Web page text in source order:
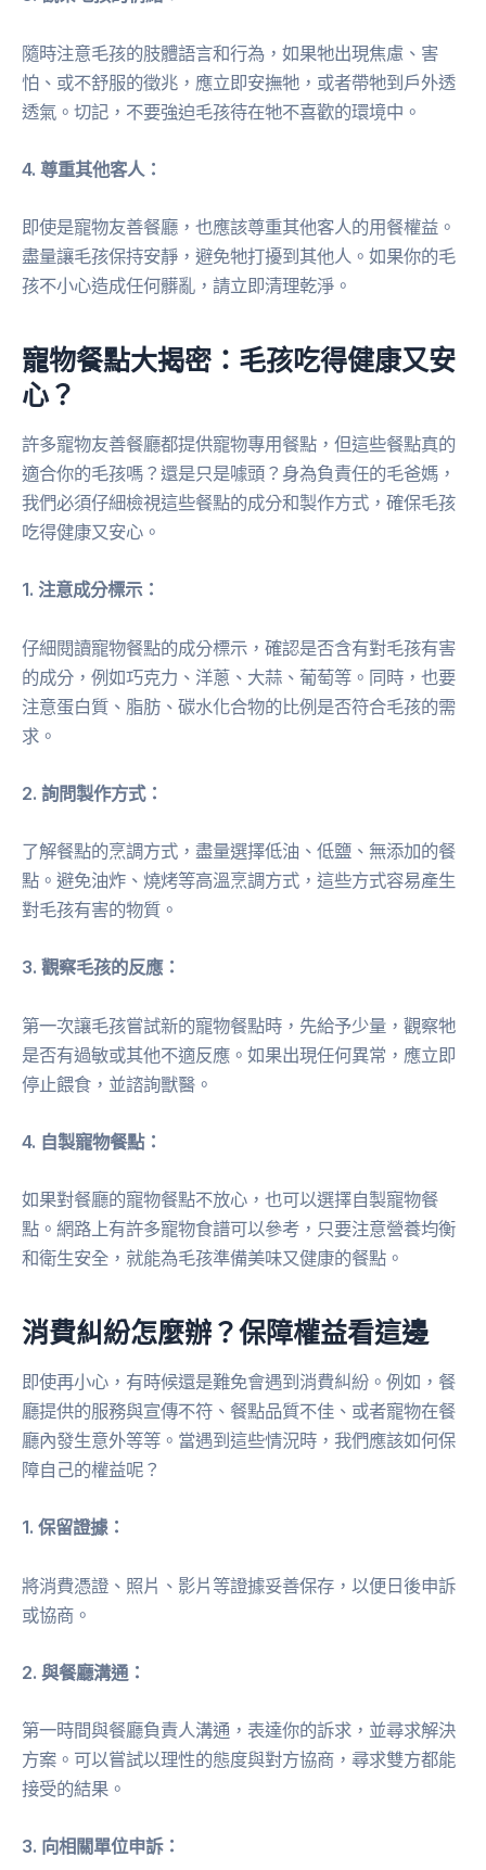
隨時注意毛孩的肢體語言和行為，如果牠出現焦慮、害
怕、或不舒服的徵兆，應立即安撫牠，或者帶牠到戶外透
透氣。切記，不要強迫毛孩待在牠不喜歡的環境中。
4. 尊重其他客人：
即使是寵物友善餐廳，也應該尊重其他客人的用餐權益。
盡量讓毛孩保持安靜，避免牠打擾到其他人。如果你的毛
孩不小心造成任何髒亂，請立即清理乾淨。
寵物餐點大揭密：毛孩吃得健康又安
心？
許多寵物友善餐廳都提供寵物專用餐點，但這些餐點真的
適合你的毛孩嗎？還是只是噱頭？身為負責任的毛爸媽，
我們必須仔細檢視這些餐點的成分和製作方式，確保毛孩
吃得健康又安心。
1. 注意成分標示：
仔細閱讀寵物餐點的成分標示，確認是否含有對毛孩有害
的成分，例如巧克力、洋蔥、大蒜、葡萄等。同時，也要
注意蛋白質、脂肪、碳水化合物的比例是否符合毛孩的需
求。
2. 詢問製作方式：
了解餐點的烹調方式，盡量選擇低油、低鹽、無添加的餐
點。避免油炸、燒烤等高溫烹調方式，這些方式容易產生
對毛孩有害的物質。
3. 觀察毛孩的反應：
第一次讓毛孩嘗試新的寵物餐點時，先給予少量，觀察牠
是否有過敏或其他不適反應。如果出現任何異常，應立即
停止餵食，並諮詢獸醫。
4. 自製寵物餐點：
如果對餐廳的寵物餐點不放心，也可以選擇自製寵物餐
點。網路上有許多寵物食譜可以參考，只要注意營養均衡
和衛生安全，就能為毛孩準備美味又健康的餐點。
消費糾紛怎麼辦？保障權益看這邊
即使再小心，有時候還是難免會遇到消費糾紛。例如，餐
廳提供的服務與宣傳不符、餐點品質不佳、或者寵物在餐
廳內發生意外等等。當遇到這些情況時，我們應該如何保
障自己的權益呢？
1. 保留證據：
將消費憑證、照片、影片等證據妥善保存，以便日後申訴
或協商。
2. 與餐廳溝通：
第一時間與餐廳負責人溝通，表達你的訴求，並尋求解決
方案。可以嘗試以理性的態度與對方協商，尋求雙方都能
接受的結果。
3. 向相關單位申訴：